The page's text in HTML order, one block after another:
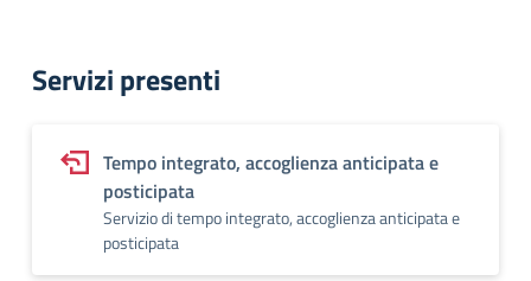
Servizi presenti
Tempo integrato, accoglienza anticipata e
posticipata
Servizio di tempo integrato, accoglienza anticipata e
posticipata